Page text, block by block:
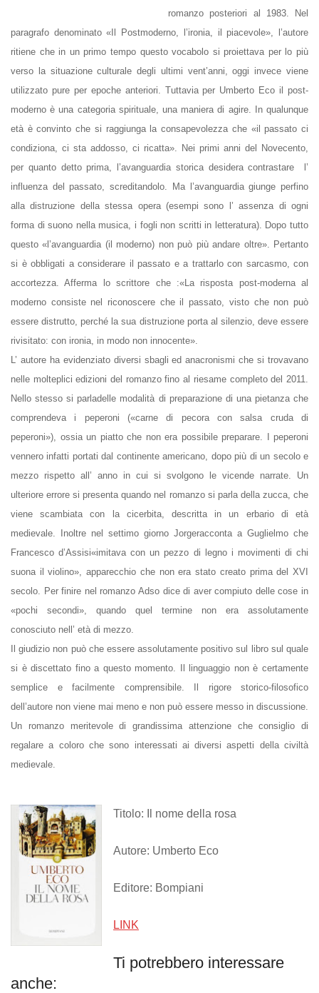
romanzo posteriori al 1983. Nel
paragrafo denominato «Il
Postmoderno , l’ironia, il piacevole», l’autore
ritiene che in un primo tempo questo vocabolo si proiettava per lo più
verso la situazione culturale degli ultimi vent’anni, oggi invece viene
utilizzato pure per epoche anteriori. Tuttavia per Umberto Eco il post-
moderno è una categoria spirituale, una maniera di agire. In qualunque
età è convinto che si raggiunga la consapevolezza che «il passato ci
condiziona, ci sta addosso, ci ricatta». Nei primi anni del Novecento,
per quanto detto prima, l’avanguardia storica desidera contrastare l’
influenza del passato, screditandolo. Ma l’avanguardia giunge perfino
alla distruzione della stessa opera (esempi sono l’ assenza di ogni
forma di suono nella musica, i fogli non scritti in letteratura). Dopo tutto
questo «l’avanguardia (il moderno) non può più andare oltre». Pertanto
si è obbligati a considerare il passato e a trattarlo con sarcasmo, con
accortezza. Afferma lo scrittore che :«La risposta post-moderna al
moderno consiste nel riconoscere che il passato, visto che non può
essere distrutto, perché la sua distruzione porta al silenzio, deve essere
rivisitato: con ironia, in modo non innocente».
L’ autore ha evidenziato diversi sbagli ed anacronismi che si trovavano
nelle molteplici edizioni del romanzo fino al riesame completo del 2011.
Nello stesso si parladelle modalità di preparazione di una pietanza che
comprendeva i peperoni («carne di pecora con salsa cruda di
peperoni»), ossia un piatto che non era possibile preparare. I peperoni
vennero infatti portati dal continente americano, dopo più di un secolo e
mezzo rispetto all’ anno in cui si svolgono le vicende narrate. Un
ulteriore errore si presenta quando nel romanzo si parla della zucca, che
viene scambiata con la cicerbita, descritta in un erbario di età
medievale. Inoltre nel settimo giorno Jorgeracconta a Guglielmo che
Francesco d’Assisi«imitava con un pezzo di legno i movimenti di chi
suona ilviolino», apparecchio che non era stato creato prima delXVI
secolo . Per finire nel romanzo Adso dice di aver compiuto delle cose in
«pochi secondi», quando quel termine non era assolutamente
conosciuto nell’ età di mezzo.
Il giudizio non può che essere assolutamente positivo sul libro sul quale
si è discettato fino a questo momento. Il linguaggio non è certamente
semplice e facilmente comprensibile. Il rigore storico-filosofico
dell’autore non viene mai meno e non può essere messo in discussione.
Un romanzo meritevole di grandissima attenzione che consiglio di
regalare a coloro che sono interessati ai diversi aspetti della civiltà
medievale.
Titolo: Il nome della rosa
Autore: Umberto Eco
Editore: Bompiani
LINK
Ti potrebbero interessare
anche: